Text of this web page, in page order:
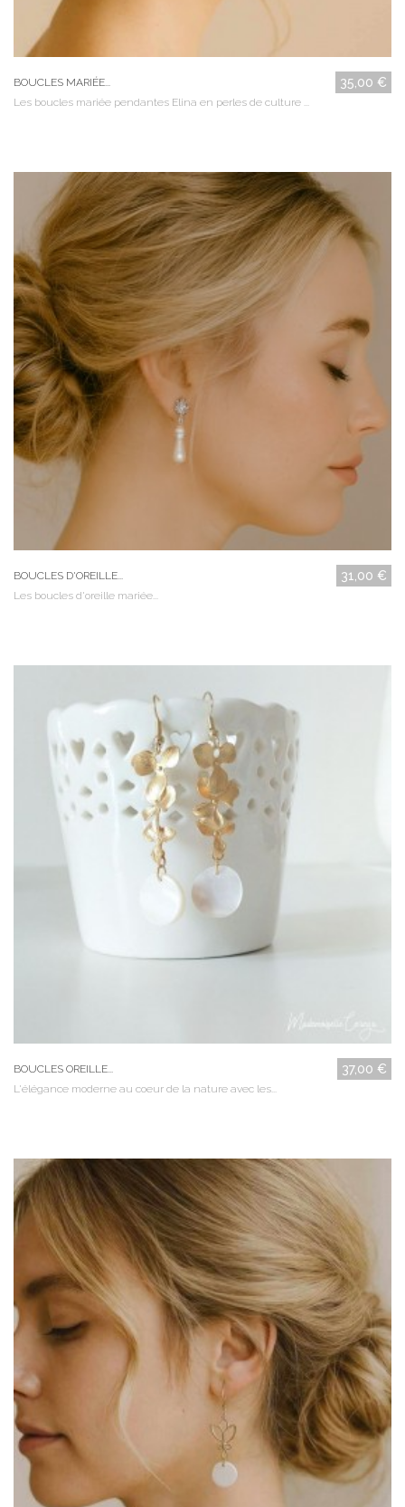
BOUCLES MARIÉE... 35,00 €
Les boucles mariée pendantes Elina en perles de culture ...
BOUCLES D'OREILLE... 31,00 €
Les boucles d'oreille mariée...
BOUCLES OREILLE... 37,00 €
L'élégance moderne au coeur de la nature avec les...